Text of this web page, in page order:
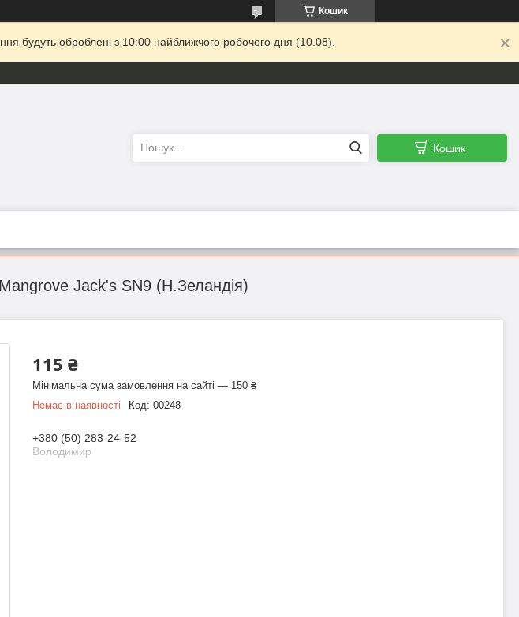
Кошик
будуть оброблені з 10:00 найближчого робочого дня (10.08).
Кошик
Mangrove Jack's SN9 (Н.Зеландія)
115 ₴
Мінімальна сума замовлення на сайті — 150 ₴
Немає в наявності
Код: 00248
+380 (50) 283-24-52
Володимир